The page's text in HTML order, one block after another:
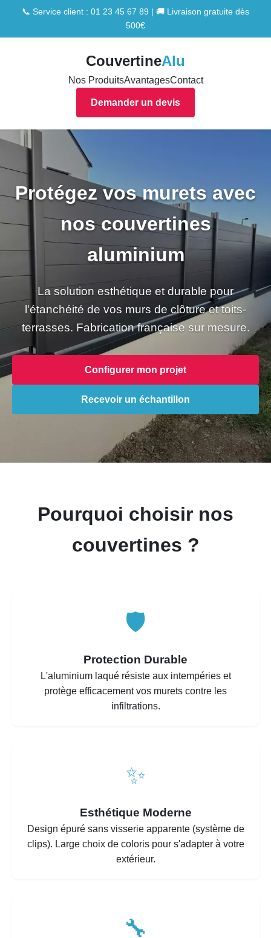
📞 Service client : 01 23 45 67 89 | 🚚 Livraison gratuite dès
500€
CouvertineAlu
Nos ProduitsAvantagesContact
Demander un devis
Protégez vos murets avec
nos couvertines
aluminium
La solution esthétique et durable pour
l'étanchéité de vos murs de clôture et toits-
terrasses. Fabrication française sur mesure.
Configurer mon projet
Recevoir un échantillon
Pourquoi choisir nos
couvertines ?
🛡️
Protection Durable
L'aluminium laqué résiste aux intempéries et
protège efficacement vos murets contre les
infiltrations.
✨
Esthétique Moderne
Design épuré sans visserie apparente (système de
clips). Large choix de coloris pour s'adapter à votre
extérieur.
🔧